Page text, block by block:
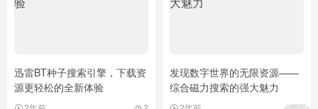
迅雷BT种子搜索引擎，下载资
源更轻松的全新体验
发现数字世界的无限资源——
综合磁力搜索的强大魅力